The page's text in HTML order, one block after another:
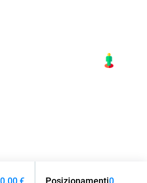
0.00 € Posizionamenti0